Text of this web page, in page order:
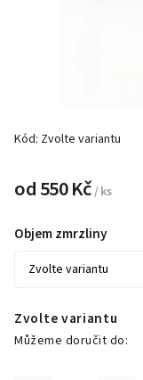
Kód: Zvolte variantu
od550 Kč/ ks
Zvolte variantu
Můžeme doručit do:
Objem zmrzliny